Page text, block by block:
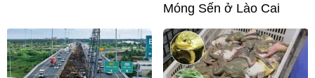
Móng Sến ở Lào Cai